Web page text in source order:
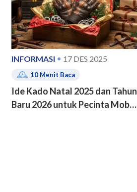
INFORMASI 17 DES 2025
10 Menit Baca
Ide Kado Natal 2025 dan Tahun
Baru 2026 untuk Pecinta Mobil